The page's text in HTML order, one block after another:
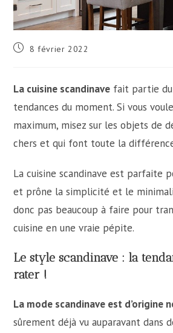
Publication
8 février 2022
La cuisine scandinave fait partie
tendances du moment. Si vous
maximum, misez sur les objets de
chers et qui font toute la
La cuisine scandinave est parfaite
et prône la simplicité et le
donc pas beaucoup à faire pour
cuisine en une vraie pépite.
Le style scandinave : la
rater !
La mode scandinave est d’origine
sûrement déjà vu auparavant dans